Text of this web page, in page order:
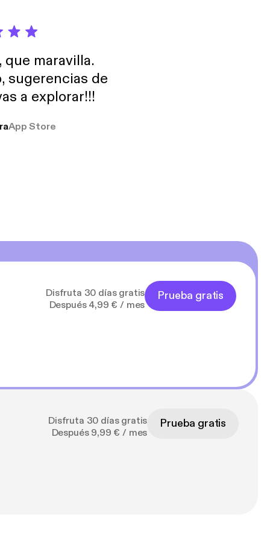
que maravilla.
sugerencias de
a explorar!!!
App Store
Disfruta 30 días gratis
Después 4,99 € / mes
Prueba gratis
Disfruta 30 días gratis
Después 9,99 € / mes
Prueba gratis